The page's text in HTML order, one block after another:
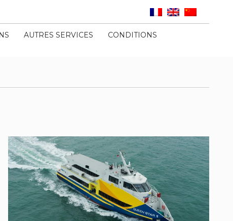
AUTRES SERVICES
CONDITIONS